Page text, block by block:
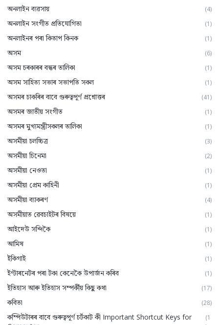
অনলাইন ব্যৱসায় (4)
অনলাইন সংগীত প্ৰতিযোগিতা (1)
অনলাইনৰ পৰা কিতাপ কিনক (1)
অসম (6)
অসম চৰকাৰৰ বন্ধৰ তালিকা (1)
অসম সাহিত্য সভাৰ সভাপতি সকল (1)
অসমৰ চাকৰিৰ বাবে গুৰুত্বপূৰ্ণ প্ৰশ্নোত্তৰ (41)
অসমৰ জাতীয় সংগীত (1)
অসমৰ মুখ্যমন্ত্ৰীসকলৰ তালিকা (1)
অসমীয়া চলচ্চিত্ৰ (3)
অসমীয়া চিনেমা (2)
অসমীয়া নেওতা (1)
অসমীয়া প্রেম কাহিনী (1)
অসমীয়া ব্যাকৰণ (4)
অসমীয়াত ৱেবচাইটৰ বিষয়ে (1)
আইদেউ সন্দিকৈ (1)
আমিষ (1)
ইকিগাই (1)
ইণ্টাৰনেটৰ পৰা টকা কেনেকৈ উপাৰ্জন কৰিব (1)
ইতিহাস আৰু ইতিহাস সম্পৰ্কীয় কিছু কথা (17)
কবিতা (28)
কম্পিউটাৰৰ বাবে গুৰুত্বপূৰ্ণ চৰ্টকাট কী Important Shortcut Keys for
(1